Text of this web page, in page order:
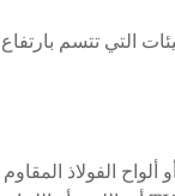
التي تتسم
الفولاذ